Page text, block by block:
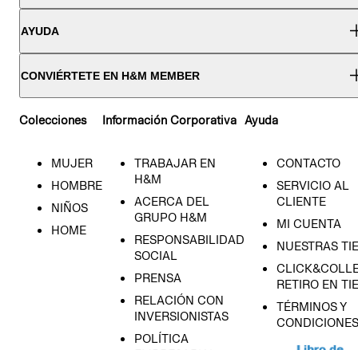
AYUDA
CONVIÉRTETE EN H&M MEMBER
Colecciones
MUJER
HOMBRE
NIÑOS
HOME
Información Corporativa
TRABAJAR EN
H&M
ACERCA DEL
GRUPO H&M
RESPONSABILIDAD
SOCIAL
PRENSA
RELACIÓN CON
INVERSIONISTAS
POLÍTICA
Ayuda
CONTACTO
SERVICIO AL
CLIENTE
MI CUENTA
NUESTRAS
RETIRO EN
TÉRMINOS Y
CONDICIONES